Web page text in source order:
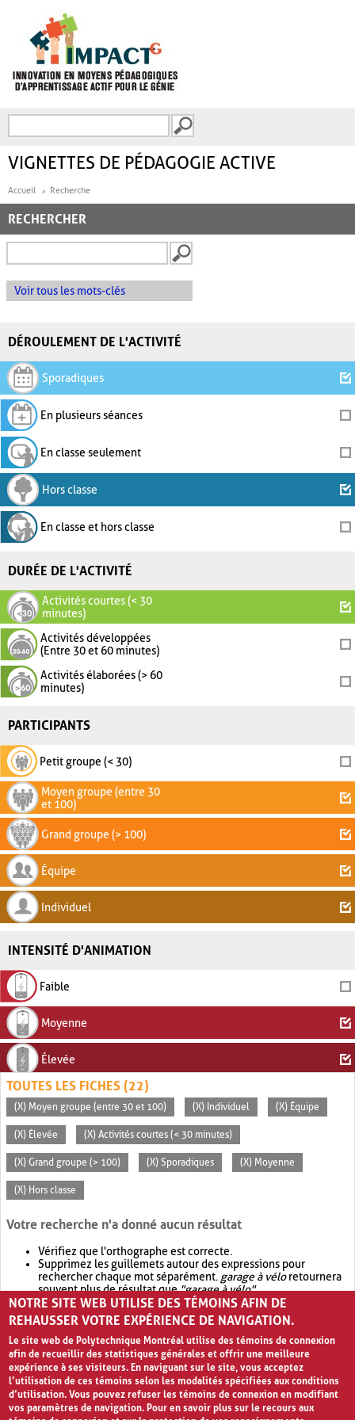
FORMULAIRE DE
VIGNETTES DE PÉDAGOGIE ACTIVE
Accueil Recherche
RECHERCHER
Voir tous les mots-clés
DÉROULEMENT DE L'ACTIVITÉ
Sporadiques
En plusieurs séances
En classe seulement
Hors classe
En classe et hors classe
DURÉE DE L'ACTIVITÉ
Activités courtes (< 30
minutes)
Activités développées
(Entre 30 et 60 minutes)
Activités élaborées (> 60
minutes)
PARTICIPANTS
Petit groupe (< 30)
Moyen groupe (entre 30
et 100)
Grand groupe (> 100)
Équipe
Individuel
INTENSITÉ D'ANIMATION
Faible
Moyenne
Élevée
TOUTES LES FICHES (22)
(X) Moyen groupe (entre 30 et 100) (X) Individuel (X) Équipe
(X) Élevée (X) Activités courtes (< 30 minutes)
(X) Grand groupe (> 100) (X) Sporadiques (X) Moyenne
(X) Hors classe
Votre recherche n'a donné aucun résultat
Vérifiez que l'orthographe est correcte.
Supprimez les guillemets autour des expressions pour
rechercher chaque mot séparément. garage à véloretournera
souvent plus de résultat que"garage à vélo".
Envisagez d'élargir votre recherche avec OR.garage OR vélo
retournera souvent plus de résultat quegarage à vélo
NOTRE SITE WEB UTILISE DES TÉMOINS AFIN DE
REHAUSSER VOTRE EXPÉRIENCE DE NAVIGATION.
Le site web de Polytechnique Montréal utilise des témoins de connexion
afin de recueillir des statistiques générales et offrir une meilleure
expérience à ses visiteurs. En naviguant sur le site, vous acceptez
l’utilisation de ces témoins selon les modalités spécifiées aux conditions
d’utilisation. Vous pouvez refuser les témoins de connexion en modifiant
vos paramètres de navigation. Pour en savoir plus sur le recours aux